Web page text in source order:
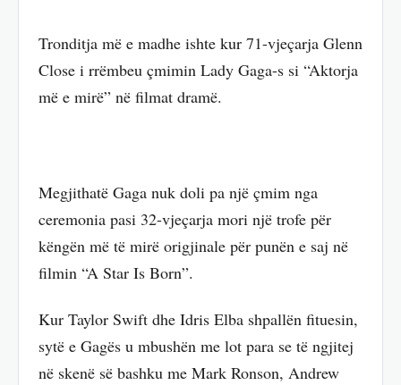
Tronditja më e madhe ishte kur 71-vjeçarja Glenn
Close i rrëmbeu çmimin Lady Gaga-s si “Aktorja
më e mirë” në filmat dramë.
Megjithatë Gaga nuk doli pa një çmim nga
ceremonia pasi 32-vjeçarja mori një trofe për
këngën më të mirë origjinale për punën e saj në
filmin “A Star Is Born”.
Kur Taylor Swift dhe Idris Elba shpallën fituesin,
sytë e Gagës u mbushën me lot para se të ngjitej
në skenë së bashku me Mark Ronson, Andrew